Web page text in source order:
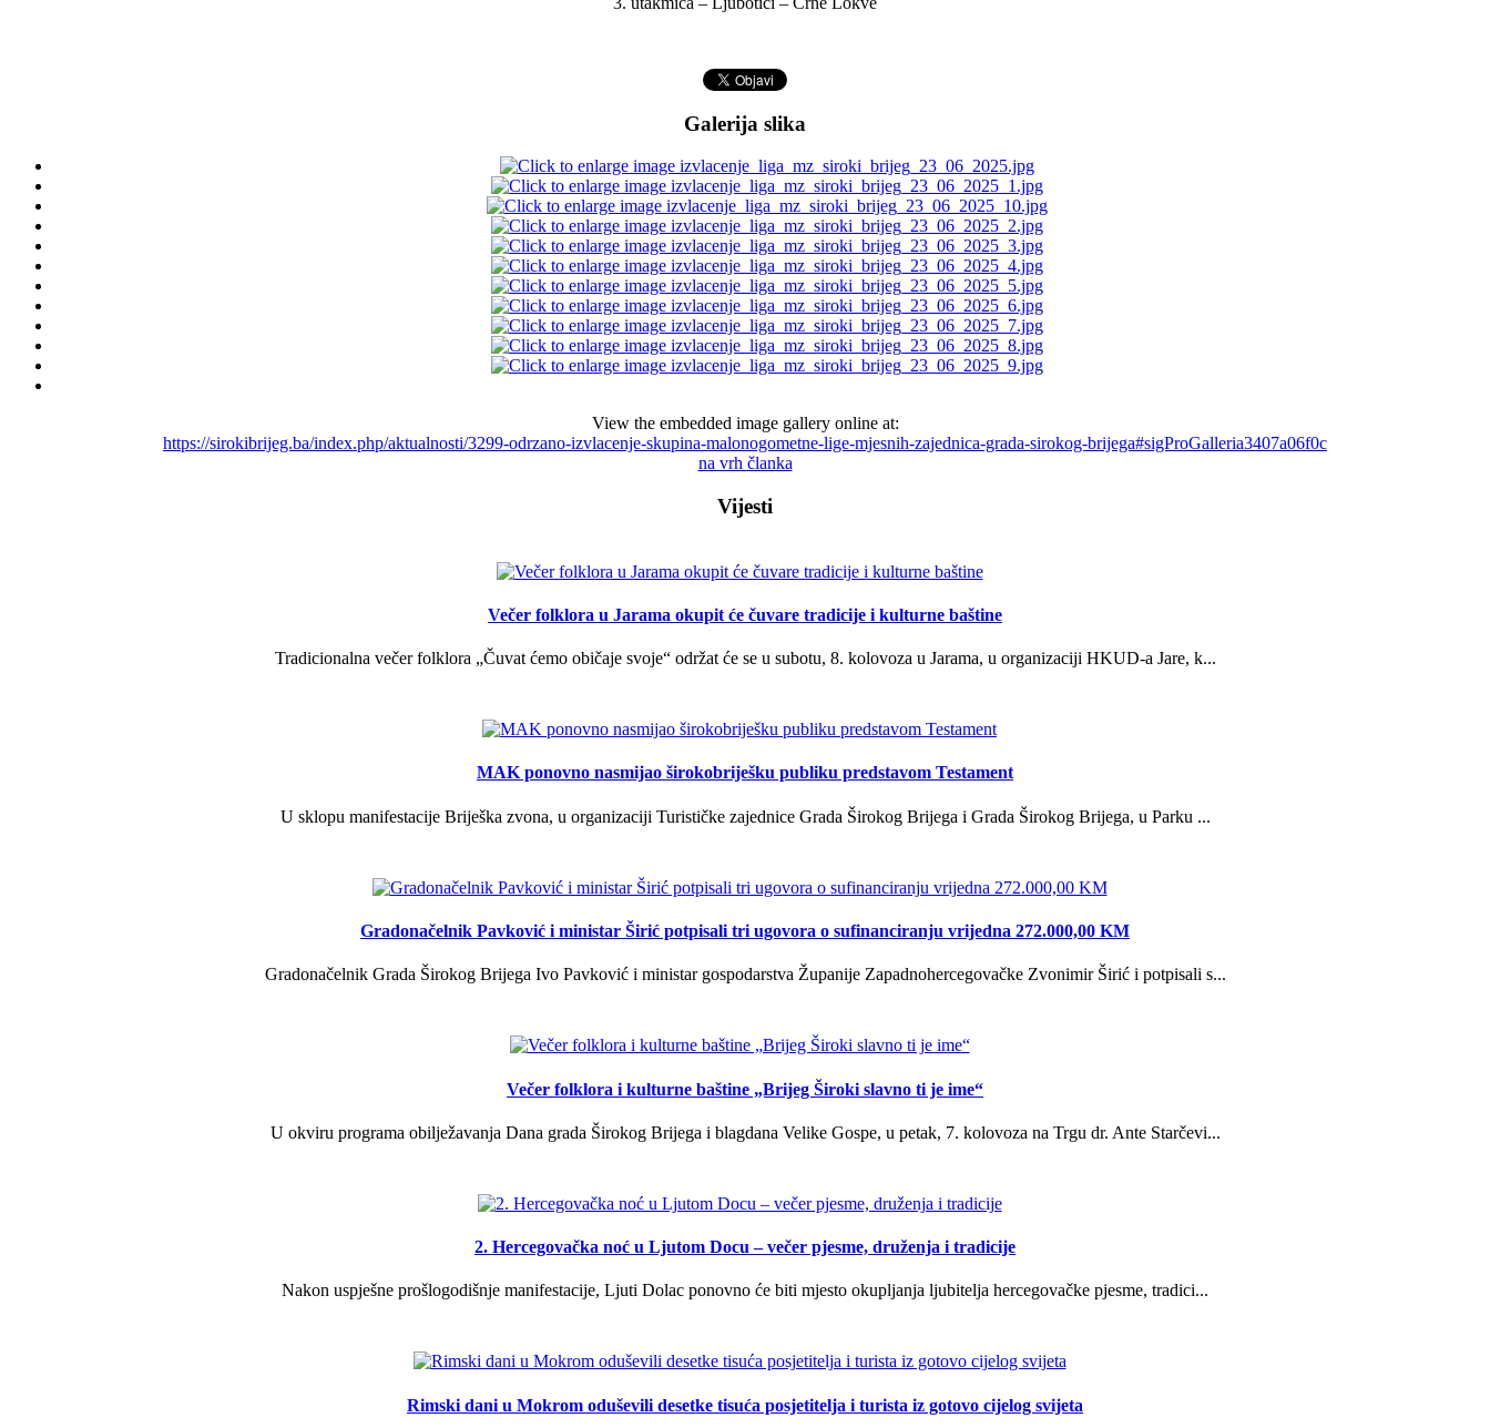
Galerija slika
View the embedded image gallery online at:
https://sirokibrijeg.ba/index.php/aktualnosti/3299-odrzano-izvlacenje-skupina-malonogometne-lige-mjesnih-zajednica-grada-sirokog-brijega#sigProGalleria3407a06f0c
na vrh članka
Vijesti
Večer folklora u Jarama okupit će čuvare tradicije i kulturne baštine
Tradicionalna večer folklora „Čuvat ćemo običaje svoje“ održat će se u subotu, 8. kolovoza u Jarama, u organizaciji HKUD-a Jare, k...
MAK ponovno nasmijao širokobriješku publiku predstavom Testament
U sklopu manifestacije Briješka zvona, u organizaciji Turističke zajednice Grada Širokog Brijega i Grada Širokog Brijega, u Parku ...
Gradonačelnik Pavković i ministar Širić potpisali tri ugovora o sufinanciranju vrijedna 272.000,00 KM
Gradonačelnik Grada Širokog Brijega Ivo Pavković i ministar gospodarstva Županije Zapadnohercegovačke Zvonimir Širić i potpisali s...
Večer folklora i kulturne baštine „Brijeg Široki slavno ti je ime“
U okviru programa obilježavanja Dana grada Širokog Brijega i blagdana Velike Gospe, u petak, 7. kolovoza na Trgu dr. Ante Starčevi...
2. Hercegovačka noć u Ljutom Docu – večer pjesme, druženja i tradicije
Nakon uspješne prošlogodišnje manifestacije, Ljuti Dolac ponovno će biti mjesto okupljanja ljubitelja hercegovačke pjesme, tradici...
Rimski dani u Mokrom oduševili desetke tisuća posjetitelja i turista iz gotovo cijelog svijeta